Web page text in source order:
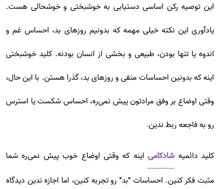
این توصیه رکن اساسی دستیابی به خوشبختی و خوشحالی هست.
یادآوری این نکته خیلی مهمه که بدونیم روزهای بد، احساس غم و
اندوه یا تنها بودن، طبیعی و بخشی از انسان بودنه. کلید خوشبختی
اینه که بدونین احساسات منفی و روزهای بد، گذرا هستن. با این حال،
وقتی اوضاع بر وفق مرادتون پیش نمی‌ره، احساس شکست یا استرس
رو به فاجعه ربط ندین.
کلید دائمیه شادکامیاینه که وقتی اوضاع خوب پیش نمی‌ره شما
مثبت فکر کنین. احساسات "بد" رو تجربه کنین، اما اجازه ندین دیدگاه